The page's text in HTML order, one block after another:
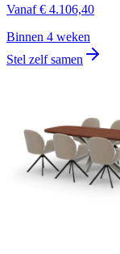
Vanaf € 4.106,40
Binnen 4 weken
Stel zelf samen